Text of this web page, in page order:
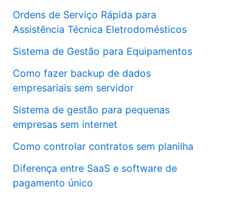
Ordens de Serviço Rápida para
Assistência Técnica Eletrodomésticos
Sistema de Gestão para Equipamentos
Como fazer backup de dados
empresariais sem servidor
Sistema de gestão para pequenas
empresas sem internet
Como controlar contratos sem planilha
Diferença entre SaaS e software de
pagamento único